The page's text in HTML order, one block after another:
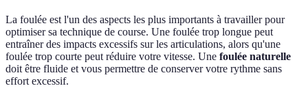
La foulée est l'un des aspects les plus importants à travailler pour
optimiser sa technique de course. Une foulée trop longue peut
entraîner des impacts excessifs sur les articulations, alors qu'une
foulée trop courte peut réduire votre vitesse. Une foulée naturelle
doit être fluide et vous permettre de conserver votre rythme sans
effort excessif.